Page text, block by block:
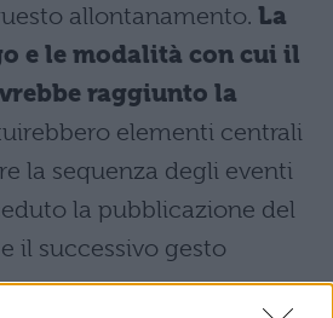
allontanamento. La
e le modalità con cui il
raggiunto la
elementi centrali
la sequenza degli eventi
la pubblicazione del
il successivo gesto